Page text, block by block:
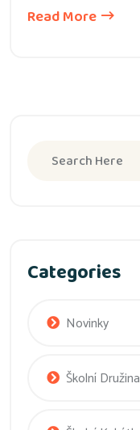
Read More
Categories
Novinky
Školní Družina